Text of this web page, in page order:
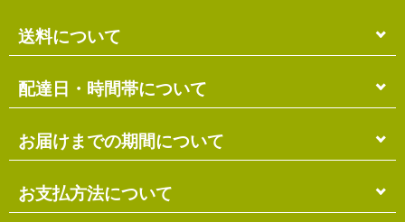
送料について
単品のみの場合
各商品に記載の送料となります。
複数商品の場合
ます。
送料には梱包料も含まれています。
配達日・時間帯について
配達日・配達時間帯のご指定は出来ません。
お届け先に投函される「ご不在連絡票」より再配達希
望日・時間帯のご指定が可能ですので、こちらをご利
用ください。
お届けまでの期間について
在庫がある場合
ご注文確認日より3営業日以内の発送となります。
お支払方法について